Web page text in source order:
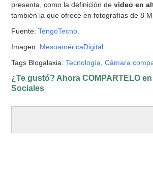
presenta, como la definición devideo en
también la que ofrece en fotografías de 8
Fuente:TengoTecno
Imagen: MesoaméricaDigital
Tags Blogalaxia:Tecnología ,Cámara
¿Te gustó? Ahora COMPARTELO
Sociales